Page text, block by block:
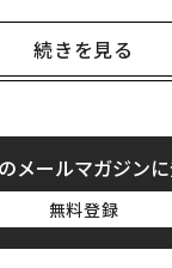
感は8割、収納と金銭の
」ことを示す意外な2つ
全国の現役高校生
者の72.1%が
楽しさや、今こ
ンダムな時間に届
なければならない
キ感」として若者
続きを見る
メールマガジン
無料登録